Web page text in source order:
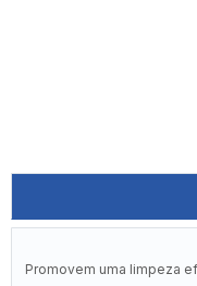
Promovem uma limpeza